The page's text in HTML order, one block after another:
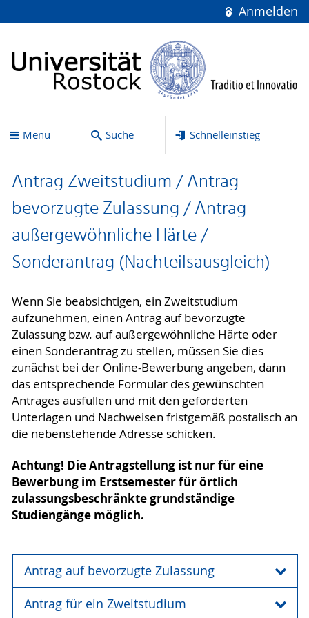
Anmelden
Menü Suche Schnelleinstieg
Antrag Zweitstudium / Antrag
bevorzugte Zulassung / Antrag
außergewöhnliche Härte /
Sonderantrag (Nachteilsausgleich)
Wenn Sie beabsichtigen, ein Zweitstudium
aufzunehmen, einen Antrag auf bevorzugte
Zulassung bzw. auf außergewöhnliche Härte oder
einen Sonderantrag zu stellen, müssen Sie dies
zunächst bei der Online-Bewerbung angeben, dann
das entsprechende Formular des gewünschten
Antrages ausfüllen und mit den geforderten
Unterlagen und Nachweisen fristgemäß postalisch an
die nebenstehende Adresse schicken.
Achtung! Die Antragstellung ist nur für eine
Bewerbung im Erstsemester für örtlich
zulassungsbeschränkte grundständige
Studiengänge möglich.
Antrag auf bevorzugte Zulassung
Ein Antrag auf bevorzugte Zulassung kann
Antrag für ein Zweitstudium